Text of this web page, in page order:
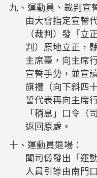
九、運動員、裁判宣
由大會指定宣誓
（裁判）發「立
判）原地立正，
主席臺，向主席
宣誓手勢，並宣
旗禮（向下斜四
誓代表再向主席
「稍息」口令（
返回原處。
十、運動員退場：
聞司儀發出「運
人員引導由南門